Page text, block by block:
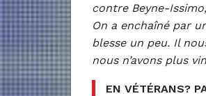
contre Beyne-
On a enchaîné par
blesse un peu. Il
nous n’avons plus
EN VÉTÉRANS?